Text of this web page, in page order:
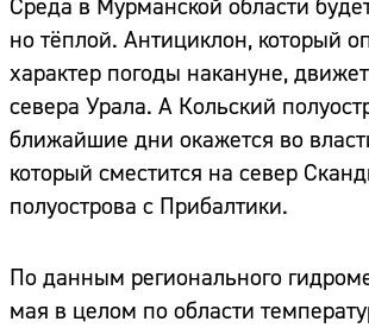
Среда в Мурманской области
но тёплой. Антициклон, который
характер погоды накануне,
севера Урала. А Кольский
ближайшие дни окажется во
который сместится на север
полуострова с Прибалтики.
По данным регионального
мая в целом по области